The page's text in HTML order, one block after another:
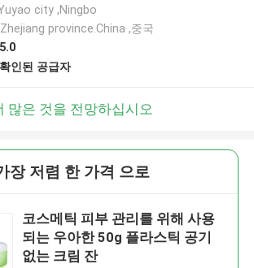
city ,Ningbo
province.China ,중국
5.0
확인된 공급자
많은 것을 전망하십시오
장 저렴 한 가격 으로
코스메틱 피부 관리를 위해 사용
되는 우아한 50g 플라스틱 공기
없는 크림 잔